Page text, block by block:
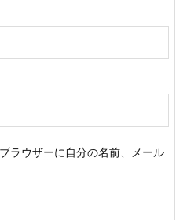
ラウザーに自分の名前、メール